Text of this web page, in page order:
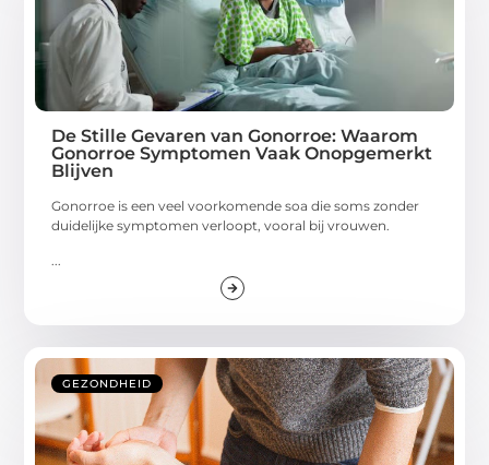
De Stille Gevaren van Gonorroe: Waarom
Gonorroe Symptomen Vaak Onopgemerkt
Blijven
Gonorroe is een veel voorkomende soa die soms zonder
duidelijke symptomen verloopt, vooral bij vrouwen.
...
GEZONDHEID